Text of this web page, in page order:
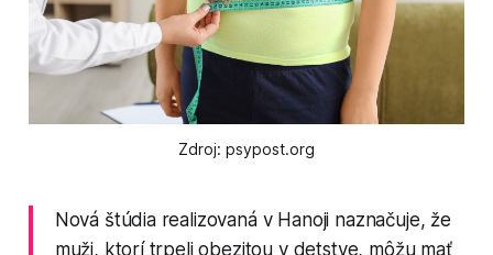
Zdroj: psypost.org
Nová štúdia realizovaná v Hanoji naznačuje, že
muži, ktorí trpeli obezitou v detstve, môžu mať